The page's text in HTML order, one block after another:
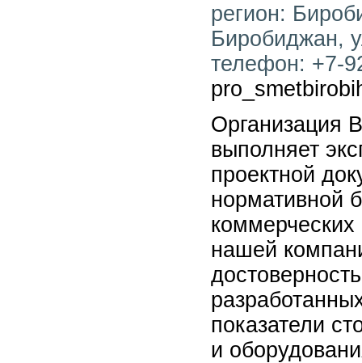
регион:
Биробиджан,
телефон: +7-
Организация
выполняет
проектной
нормативной
нашей
показатели
и